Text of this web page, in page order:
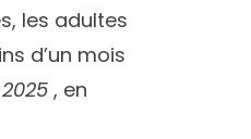
les adultes
d’un mois
, en